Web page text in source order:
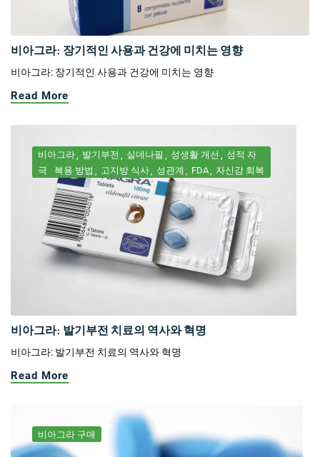
비아그라: 장기적인 사용과 건강에 미치는 영향
비아그라: 장기적인 사용과 건강에 미치는 영향
Read More
비아그라 발기부전 실데나필 성생활 개선
성적 자
극
복용 방법 고지방 식사 성관계 FDA 자신감 회복
비아그라: 발기부전 치료의 역사와 혁명
비아그라: 발기부전 치료의 역사와 혁명
Read More
비아그라 구매